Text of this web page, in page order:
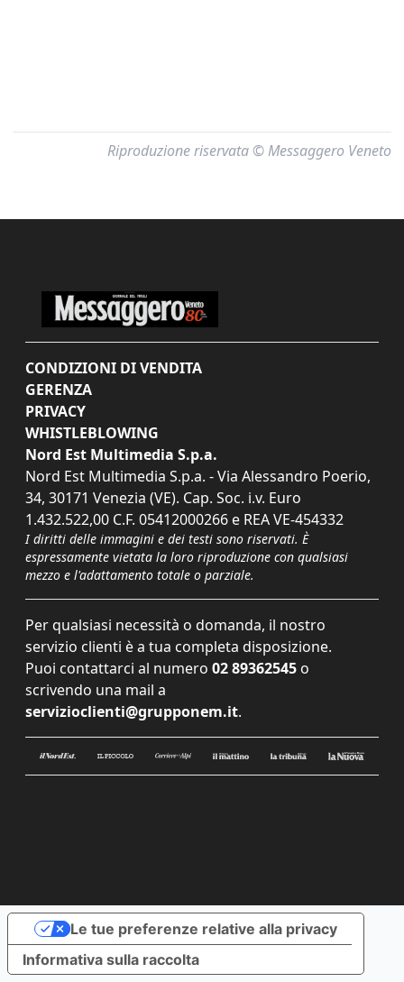
Riproduzione riservata © Messaggero Veneto
CONDIZIONI DI VENDITA
GERENZA
PRIVACY
WHISTLEBLOWING
Nord Est Multimedia S.p.a.
Nord Est Multimedia S.p.a. - Via Alessandro Poerio,
34, 30171 Venezia (VE). Cap. Soc. i.v. Euro
1.432.522,00 C.F. 05412000266 e REA VE-454332
I diritti delle immagini e dei testi sono riservati. È
espressamente vietata la loro riproduzione con qualsiasi
mezzo e l'adattamento totale o parziale.
Per qualsiasi necessità o domanda, il nostro
servizio clienti è a tua completa disposizione.
Puoi contattarci al numero 02 89362545 o
scrivendo una mail a
servizioclienti@grupponem.it.
Informativa sulla raccolta
Le tue preferenze relative alla privacy